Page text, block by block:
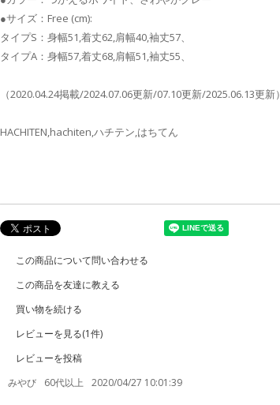
●サイズ：Free (cm):
タイプS：身幅51,着丈62,肩幅40,袖丈57、
タイプA：身幅57,着丈68,肩幅51,袖丈55、
（2020.04.24掲載/2024.07.06更新/07.10更新/2025.06.13更新）
HACHITEN,hachiten,ハチテン,はちてん
この商品について問い合わせる
この商品を友達に教える
買い物を続ける
レビューを見る(1件)
レビューを投稿
みやび
60代以上 2020/04/27 10:01:39